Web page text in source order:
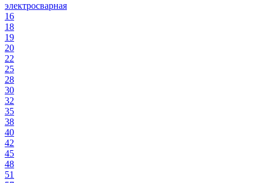
электросварная
16
18
19
20
22
25
28
30
32
35
38
40
42
45
48
51